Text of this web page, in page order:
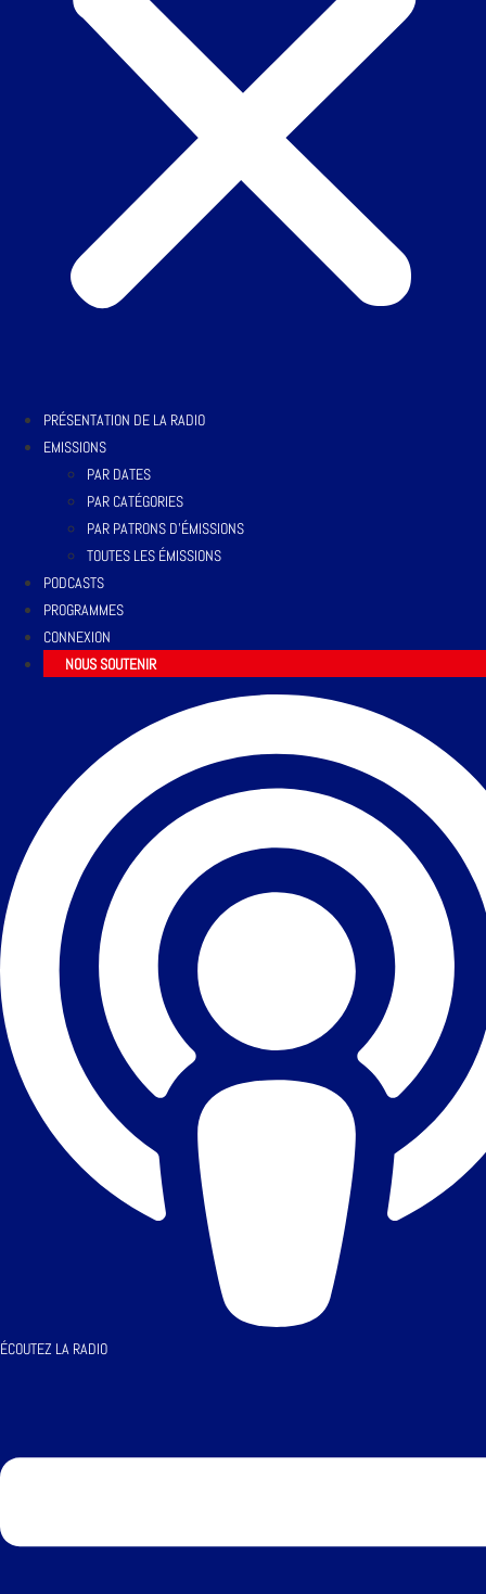
PRÉSENTATION DE LA RADIO
EMISSIONS
PAR DATES
PAR CATÉGORIES
PAR PATRONS D’ÉMISSIONS
TOUTES LES ÉMISSIONS
PODCASTS
PROGRAMMES
CONNEXION
NOUS SOUTENIR
ÉCOUTEZ LA RADIO